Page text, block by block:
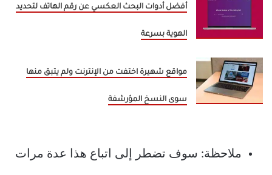
أفضل أدوات البحث العكسي عن رقم الهاتف لتحديد
الهوية بسرعة
مواقع شهيرة اختفت من الإنترنت ولم يتبق منها
سوى النسخ المؤرشفة
ملاحظة: سوف تضطر إلى اتباع هذا عدة مرات